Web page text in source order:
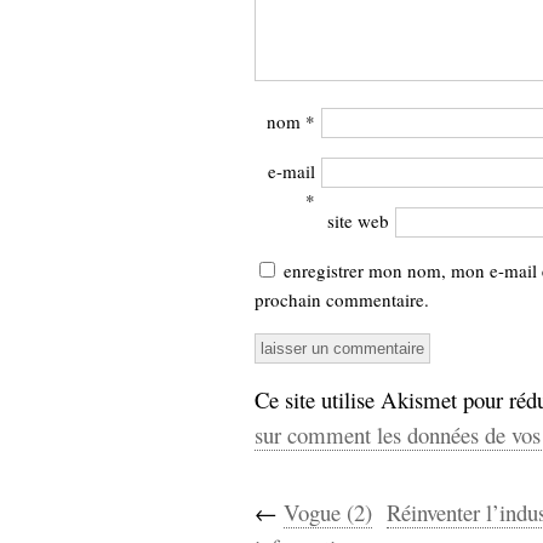
nom *
e-mail
*
site web
enregistrer mon nom, mon e-
prochain commentaire.
Ce site utilise Akismet pour
sur comment les données de
← Vogue (2) Réinventer